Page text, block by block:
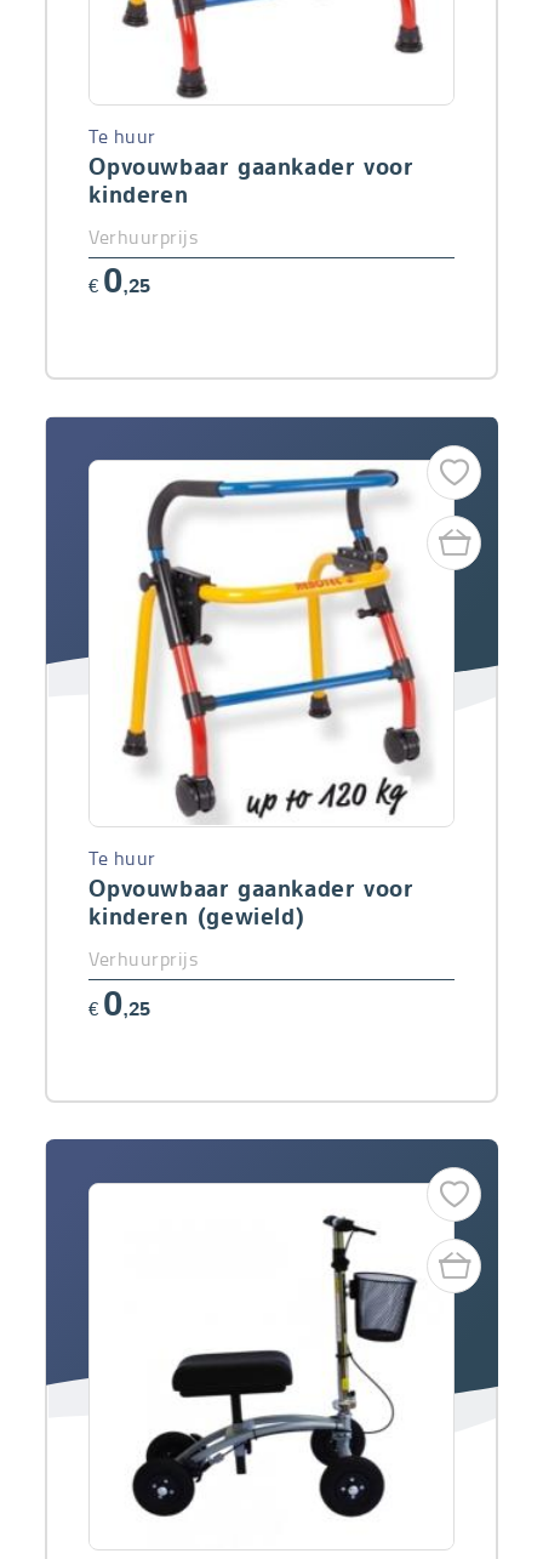
Opvouwbaar gaankader voor
kinderen
Te huur
Verhuurprijs
€ 0,25
Opvouwbaar gaankader voor
kinderen (gewield)
Te huur
Verhuurprijs
€ 0,25